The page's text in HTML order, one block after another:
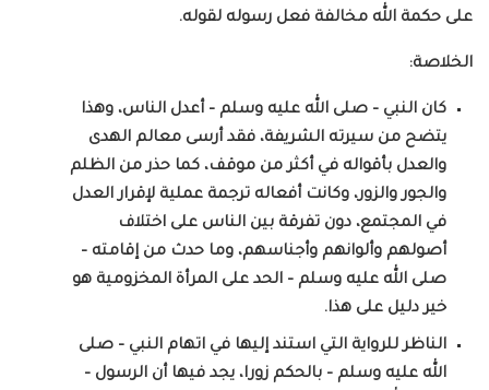
على حكمة الله مخالفة فعل رسوله لقوله.
الخلاصة:
كان النبي – صلى الله عليه وسلم – أعدل الناس، وهذا
يتضح من سيرته الشريفة، فقد أرسى معالم الهدى
والعدل بأقواله في أكثر من موقف، كما حذر من الظلم
والجور والزور، وكانت أفعاله ترجمة عملية لإقرار العدل
في المجتمع، دون تفرقة بين الناس على اختلاف
أصولهم وألوانهم وأجناسهم، وما حدث من إقامته –
صلى الله عليه وسلم – الحد على المرأة المخزومية هو
خير دليل على هذا.
الناظر للرواية التي استند إليها في اتهام النبي – صلى
الله عليه وسلم – بالحكم زورا، يجد فيها أن الرسول –